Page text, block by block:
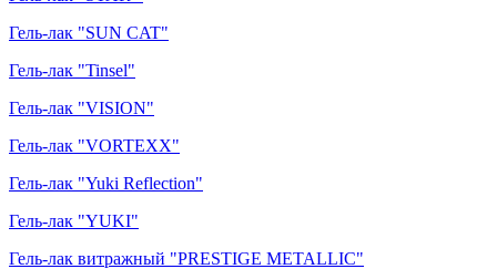
Гель-лак "SUN CAT"
Гель-лак "Tinsel"
Гель-лак "VISION"
Гель-лак "VORTEXX"
Гель-лак "Yuki Reflection"
Гель-лак "YUKI"
Гель-лак витражный "PRESTIGE METALLIC"